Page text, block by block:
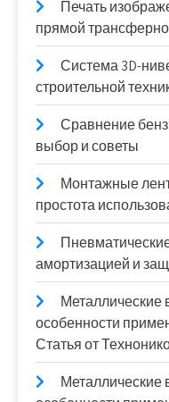
Печать
прямой
Система 3D-
строительной
Сравнение
выбор и советы
Монтажные
простота
амортизацией и
Металлические
особенности
Статья от
Металлические